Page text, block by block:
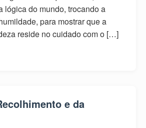
lógica do mundo, trocando a
para mostrar que a
reside no cuidado com o […]
e da